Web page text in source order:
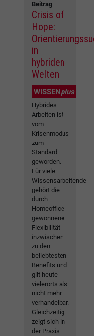
Beitrag
Crisis of
Hope:
in
hybriden
Welten
WISSENplus
Hybrides
Arbeiten ist
vom
Krisenmodus
zum
Standard
geworden.
Für viele
Wissensarbeitende
gehört die
durch
Homeoffice
gewonnene
Flexibilität
inzwischen
zu den
beliebtesten
Benefits und
gilt heute
vielerorts als
nicht mehr
verhandelbar.
Gleichzeitig
zeigt sich in
der Praxis